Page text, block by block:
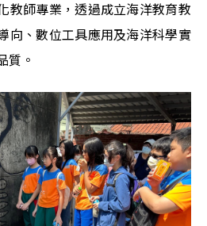
教師專業，透過成立海洋教育教
向、數位工具應用及海洋科學實
質。